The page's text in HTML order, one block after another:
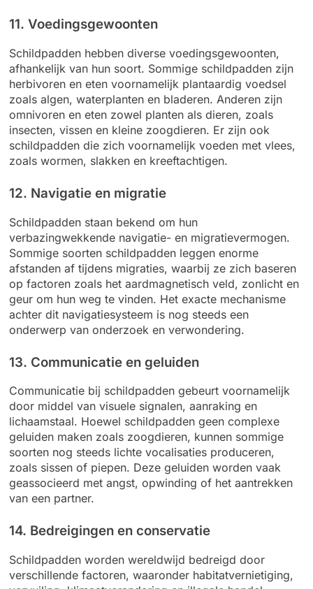
11. Voedingsgewoonten
Schildpadden hebben diverse voedingsgewoonten,
afhankelijk van hun soort. Sommige schildpadden zijn
herbivoren en eten voornamelijk plantaardig voedsel
zoals algen, waterplanten en bladeren. Anderen zijn
omnivoren en eten zowel planten als dieren, zoals
insecten, vissen en kleine zoogdieren. Er zijn ook
schildpadden die zich voornamelijk voeden met vlees,
zoals wormen, slakken en kreeftachtigen.
12. Navigatie en migratie
Schildpadden staan bekend om hun
verbazingwekkende navigatie- en migratievermogen.
Sommige soorten schildpadden leggen enorme
afstanden af tijdens migraties, waarbij ze zich baseren
op factoren zoals het aardmagnetisch veld, zonlicht en
geur om hun weg te vinden. Het exacte mechanisme
achter dit navigatiesysteem is nog steeds een
onderwerp van onderzoek en verwondering.
13. Communicatie en geluiden
Communicatie bij schildpadden gebeurt voornamelijk
door middel van visuele signalen, aanraking en
lichaamstaal. Hoewel schildpadden geen complexe
geluiden maken zoals zoogdieren, kunnen sommige
soorten nog steeds lichte vocalisaties produceren,
zoals sissen of piepen. Deze geluiden worden vaak
geassocieerd met angst, opwinding of het aantrekken
van een partner.
14. Bedreigingen en conservatie
Schildpadden worden wereldwijd bedreigd door
verschillende factoren, waaronder habitatvernietiging,